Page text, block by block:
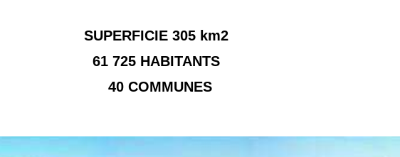
SUPERFICIE 305 km2
61 725 HABITANTS
40 COMMUNES